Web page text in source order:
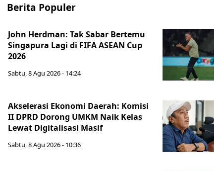
Berita Populer
John Herdman: Tak Sabar Bertemu
Singapura Lagi di FIFA ASEAN Cup
2026
Sabtu, 8 Agu 2026 - 14:24
Akselerasi Ekonomi Daerah: Komisi
II DPRD Dorong UMKM Naik Kelas
Lewat Digitalisasi Masif
Sabtu, 8 Agu 2026 - 10:36